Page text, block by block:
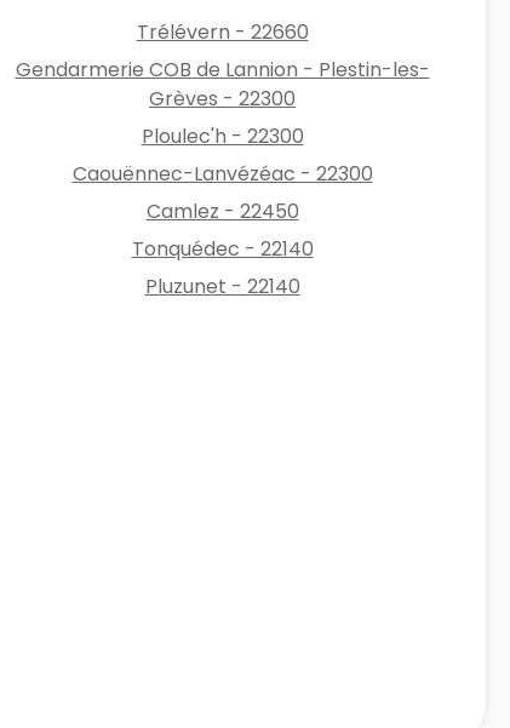
Trélévern - 22660
Gendarmerie COB de Lannion - Plestin-les-
Grèves - 22300
Ploulec'h - 22300
Caouënnec-Lanvézéac - 22300
Camlez - 22450
Tonquédec - 22140
Pluzunet - 22140